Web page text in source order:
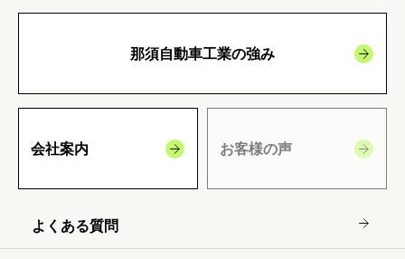
那須自動車工業の強み
会社案内 お客様の声
よくある質問